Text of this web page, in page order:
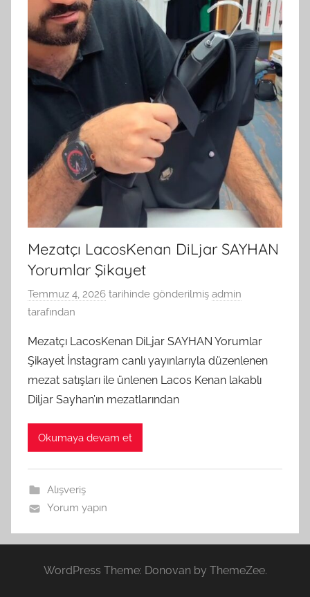
Mezatçı LacosKenan DiLjar SAYHAN
Yorumlar Şikayet
Temmuz 4, 2026 tarihinde gönderilmiş admin
tarafından
Mezatçı LacosKenan DiLjar SAYHAN Yorumlar
Şikayet İnstagram canlı yayınlarıyla düzenlenen
mezat satışları ile ünlenen Lacos Kenan lakablı
Diljar Sayhan’ın mezatlarından
Okumaya devam et
Alışveriş
Yorum yapın
WordPress Theme: Donovan by ThemeZee.